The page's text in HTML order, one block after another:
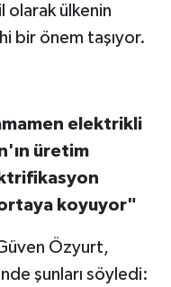
ülkenin
bir önem taşıyor.
elektrikli
üretim
koyuyor"
Özyurt,
şunları söyledi: